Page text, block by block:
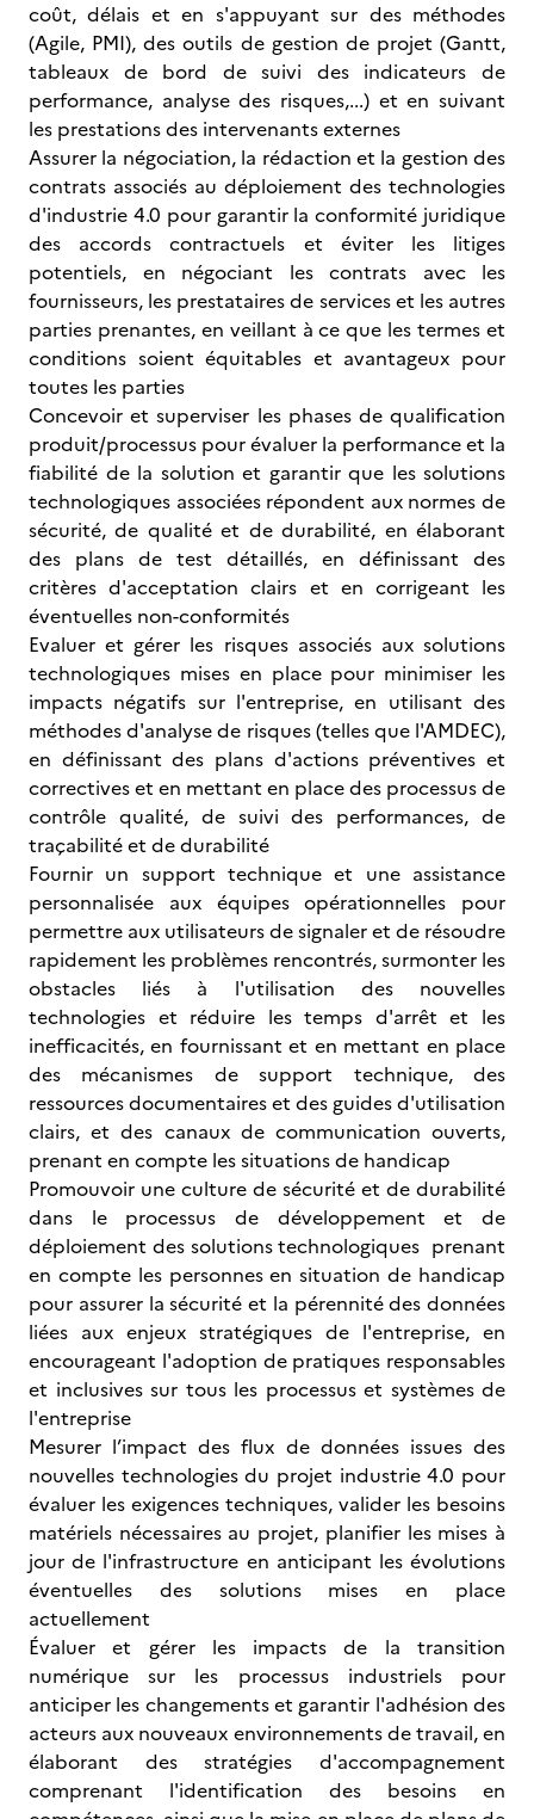
coût, délais et en s'appuyant sur des méthodes
(Agile, PMI), des outils de gestion de projet (Gantt,
tableaux de bord de suivi des indicateurs de
performance, analyse des risques,...) et en suivant
les prestations des intervenants externes
Assurer la négociation, la rédaction et la gestion des
contrats associés au déploiement des technologies
d'industrie 4.0 pour garantir la conformité juridique
des accords contractuels et éviter les litiges
potentiels, en négociant les contrats avec les
fournisseurs, les prestataires de services et les autres
parties prenantes, en veillant à ce que les termes et
conditions soient équitables et avantageux pour
toutes les parties
Concevoir et superviser les phases de qualification
produit/processus pour évaluer la performance et la
fiabilité de la solution et garantir que les solutions
technologiques associées répondent aux normes de
sécurité, de qualité et de durabilité, en élaborant
des plans de test détaillés, en définissant des
critères d'acceptation clairs et en corrigeant les
éventuelles non-conformités
Evaluer et gérer les risques associés aux solutions
technologiques mises en place pour minimiser les
impacts négatifs sur l'entreprise, en utilisant des
méthodes d'analyse de risques (telles que l'AMDEC),
en définissant des plans d'actions préventives et
correctives et en mettant en place des processus de
contrôle qualité, de suivi des performances, de
traçabilité et de durabilité
Fournir un support technique et une assistance
personnalisée aux équipes opérationnelles pour
permettre aux utilisateurs de signaler et de résoudre
rapidement les problèmes rencontrés, surmonter les
obstacles liés à l'utilisation des nouvelles
technologies et réduire les temps d'arrêt et les
inefficacités, en fournissant et en mettant en place
des mécanismes de support technique, des
ressources documentaires et des guides d'utilisation
clairs, et des canaux de communication ouverts,
prenant en compte les situations de handicap
Promouvoir une culture de sécurité et de durabilité
dans le processus de développement et de
déploiement des solutions technologiques prenant
en compte les personnes en situation de handicap
pour assurer la sécurité et la pérennité des données
liées aux enjeux stratégiques de l'entreprise, en
encourageant l'adoption de pratiques responsables
et inclusives sur tous les processus et systèmes de
l'entreprise
Mesurer l’impact des flux de données issues des
nouvelles technologies du projet industrie 4.0 pour
évaluer les exigences techniques, valider les besoins
matériels nécessaires au projet, planifier les mises à
jour de l'infrastructure en anticipant les évolutions
éventuelles des solutions mises en place
actuellement
Évaluer et gérer les impacts de la transition
numérique sur les processus industriels pour
anticiper les changements et garantir l'adhésion des
acteurs aux nouveaux environnements de travail, en
élaborant des stratégies d'accompagnement
comprenant l'identification des besoins en